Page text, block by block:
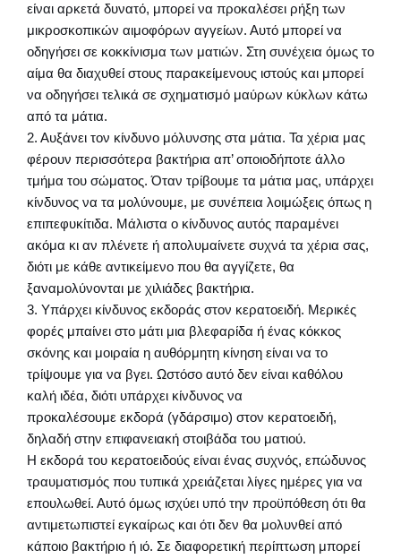
είναι αρκετά δυνατό, μπορεί να προκαλέσει ρήξη των
μικροσκοπικών αιμοφόρων αγγείων. Αυτό μπορεί να
οδηγήσει σε κοκκίνισμα των ματιών. Στη συνέχεια όμως το
αίμα θα διαχυθεί στους παρακείμενους ιστούς και μπορεί
να οδηγήσει τελικά σε σχηματισμό μαύρων κύκλων κάτω
από τα μάτια.
2. Αυξάνει τον κίνδυνο μόλυνσης στα μάτια. Τα χέρια μας
φέρουν περισσότερα βακτήρια απ’ οποιοδήποτε άλλο
τμήμα του σώματος. Όταν τρίβουμε τα μάτια μας, υπάρχει
κίνδυνος να τα μολύνουμε, με συνέπεια λοιμώξεις όπως η
επιπεφυκίτιδα. Μάλιστα ο κίνδυνος αυτός παραμένει
ακόμα κι αν πλένετε ή απολυμαίνετε συχνά τα χέρια σας,
διότι με κάθε αντικείμενο που θα αγγίζετε, θα
ξαναμολύνονται με χιλιάδες βακτήρια.
3. Υπάρχει κίνδυνος εκδοράς στον κερατοειδή. Μερικές
φορές μπαίνει στο μάτι μια βλεφαρίδα ή ένας κόκκος
σκόνης και μοιραία η αυθόρμητη κίνηση είναι να το
τρίψουμε για να βγει. Ωστόσο αυτό δεν είναι καθόλου
καλή ιδέα, διότι υπάρχει κίνδυνος να
προκαλέσουμε εκδορά (γδάρσιμο) στον κερατοειδή,
δηλαδή στην επιφανειακή στοιβάδα του ματιού.
Η εκδορά του κερατοειδούς είναι ένας συχνός, επώδυνος
τραυματισμός που τυπικά χρειάζεται λίγες ημέρες για να
επουλωθεί. Αυτό όμως ισχύει υπό την προϋπόθεση ότι θα
αντιμετωπιστεί εγκαίρως και ότι δεν θα μολυνθεί από
κάποιο βακτήριο ή ιό. Σε διαφορετική περίπτωση μπορεί